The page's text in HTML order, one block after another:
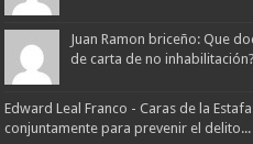
Juan Ramon briceño: Que
de carta de no
Edward Leal Franco - Caras de la
conjuntamente para prevenir el delito...